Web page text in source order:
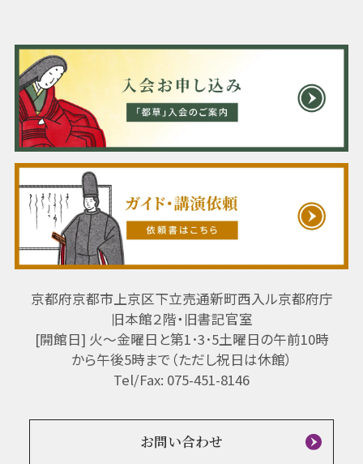
京都府京都市上京区下立売通新町西入ル京都府庁
旧本館２階・旧書記官室
[開館日] 火～金曜日と第1･3･5土曜日の午前10時
から午後5時まで（ただし祝日は休館）
Tel/Fax: 075-451-8146
お問い合わせ